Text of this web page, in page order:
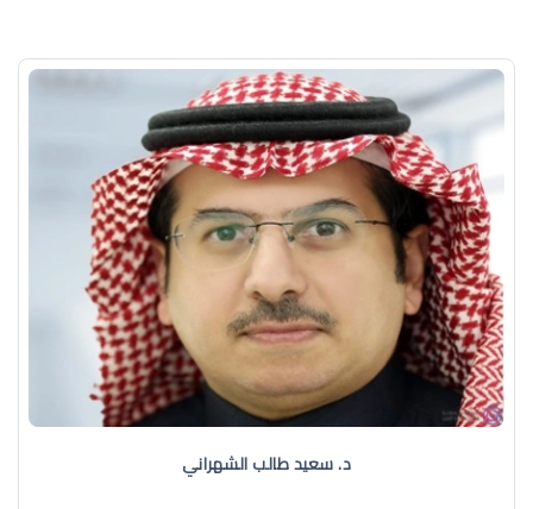
د. سعيد طالب الشهراني